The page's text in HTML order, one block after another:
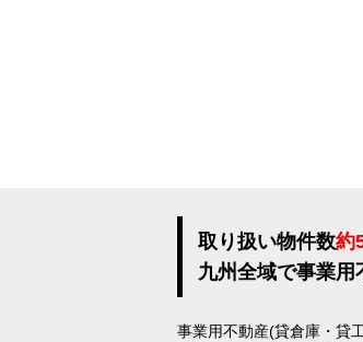
取り扱い物件数約
九州全域で事業用
事業用不動産(貸倉庫・貸